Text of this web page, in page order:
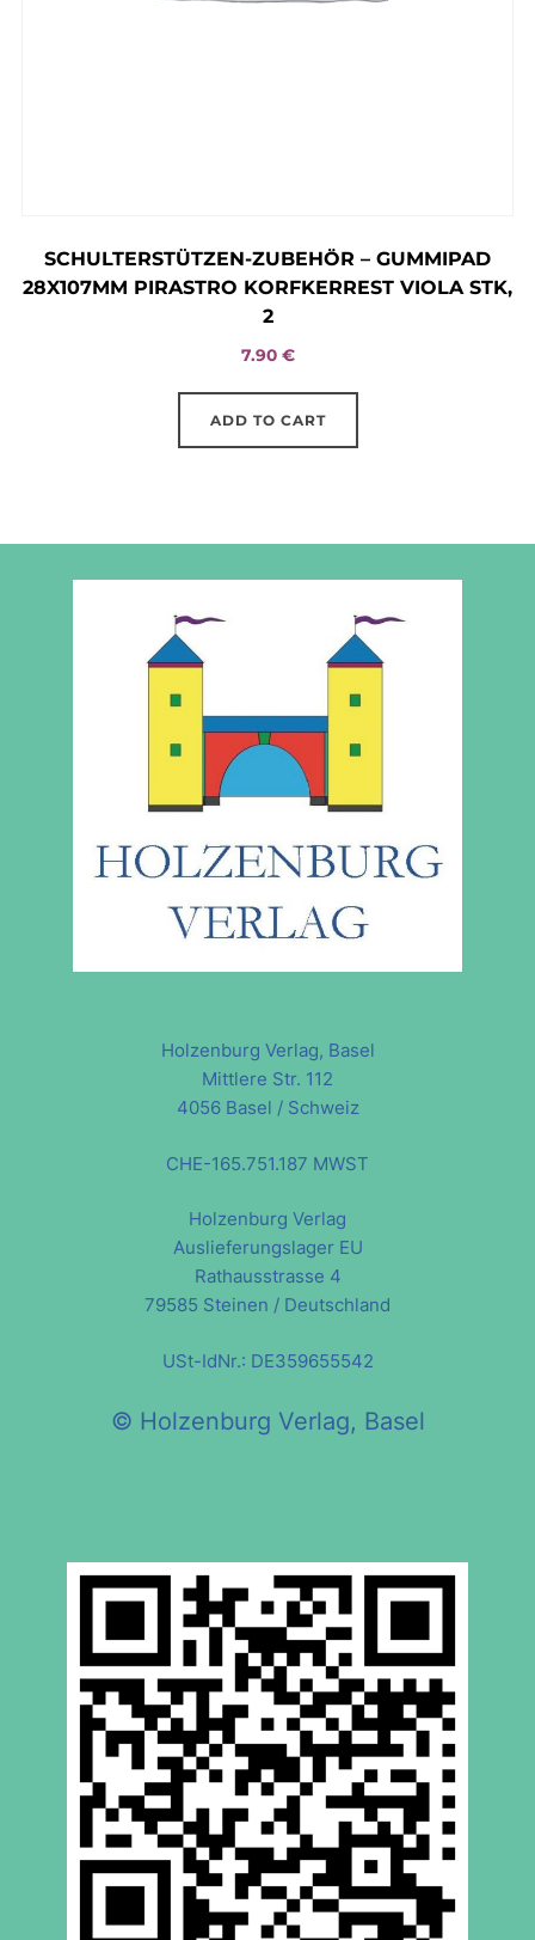
SCHULTERSTÜTZEN-ZUBEHÖR – GUMMIPAD
28X107MM PIRASTRO KORFKERREST VIOLA STK,
2
7.90 €
ADD TO CART
Holzenburg Verlag, Basel
Mittlere Str. 112
4056 Basel / Schweiz
CHE-165.751.187 MWST
Holzenburg Verlag
Auslieferungslager EU
Rathausstrasse 4
79585 Steinen / Deutschland
USt-IdNr.: DE359655542
© Holzenburg Verlag, Basel